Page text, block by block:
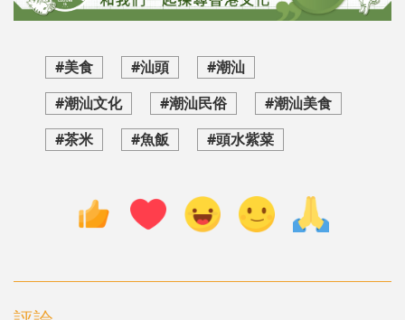
#美食 #汕頭
#潮汕
#潮汕文化
#潮汕民俗
#潮汕美食
#茶米
#魚飯 #頭水紫菜